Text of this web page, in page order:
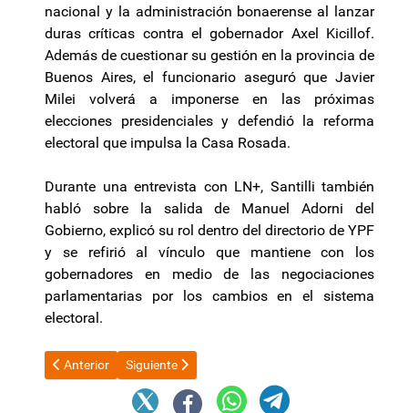
nacional y la administración bonaerense al lanzar
duras críticas contra el gobernador Axel Kicillof.
Además de cuestionar su gestión en la provincia de
Buenos Aires, el funcionario aseguró que Javier
Milei volverá a imponerse en las próximas
elecciones presidenciales y defendió la reforma
electoral que impulsa la Casa Rosada.
Durante una entrevista con LN+, Santilli también
habló sobre la salida de Manuel Adorni del
Gobierno, explicó su rol dentro del directorio de YPF
y se refirió al vínculo que mantiene con los
gobernadores en medio de las negociaciones
parlamentarias por los cambios en el sistema
electoral.
Artículo anterior: El Gobierno designó al nuevo director del
Anterior Artículo siguiente: El Gobierno presentó un
Siguiente